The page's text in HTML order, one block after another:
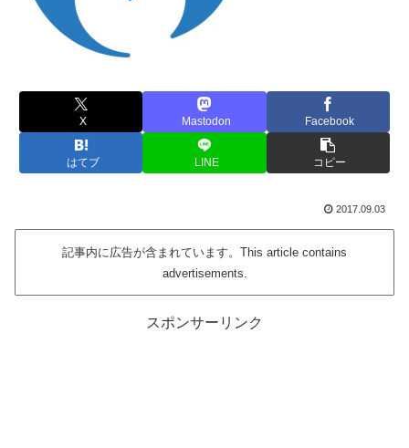
X Mastodon Facebook
はてブ LINE コピー
2017.09.03
記事内に広告が含まれています。This article contains
advertisements.
スポンサーリンク